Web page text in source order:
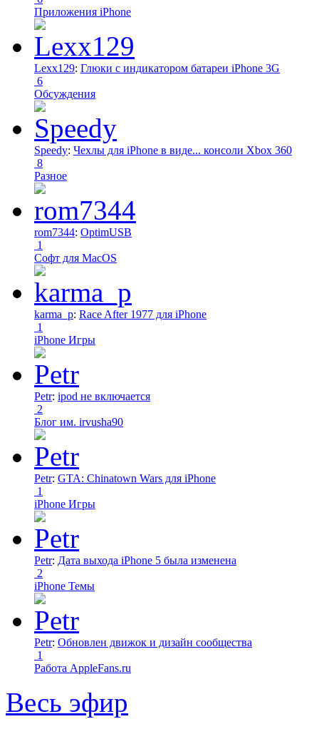
Приложения iPhone
Lexx129: Глюки с индикатором батареи iPhone 3G
6
Обсуждения
Speedy: Чехлы для iPhone в виде... консоли Xbox 360
8
Разное
rom7344: OptimUSB
1
Софт для MacOS
karma_p: Race After 1977 для iPhone
1
iPhone Игры
Petr: ipod не включается
2
Блог им. irvusha90
Petr: GTA: Chinatown Wars для iPhone
1
iPhone Игры
Petr: Дата выхода iPhone 5 была изменена
2
iPhone Темы
Petr: Обновлен движок и дизайн сообщества
1
Работа AppleFans.ru
Весь эфир